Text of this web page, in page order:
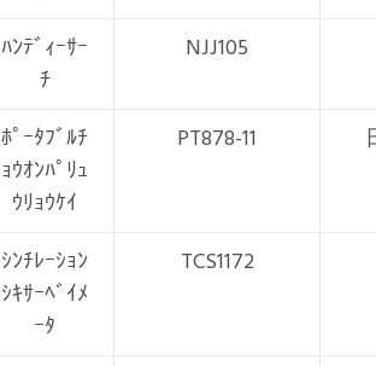
ﾊﾝﾃﾞｨｰｻｰ
ﾁ
NJJ105
ﾎﾟｰﾀﾌﾞﾙﾁ
ｮｳｵﾝﾊﾟﾘｭ
ｳﾘｮｳｹｲ
PT878-11
ｼﾝﾁﾚｰｼｮﾝ
ｼｷｻｰﾍﾞｲﾒ
ｰﾀ
TCS1172